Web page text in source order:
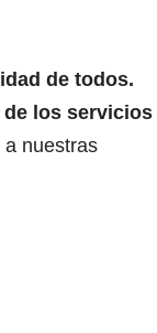
de todos.
los servicios
a nuestras